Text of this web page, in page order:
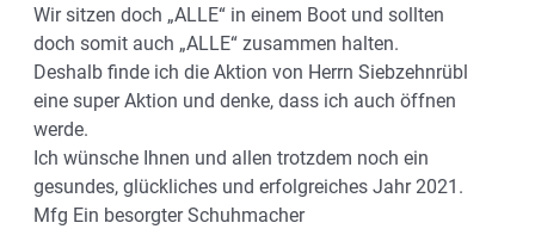
Wir sitzen doch „ALLE“ in einem Boot und sollten
doch somit auch „ALLE“ zusammen halten.
Deshalb finde ich die Aktion von Herrn Siebzehnrübl
eine super Aktion und denke, dass ich auch öffnen
werde.
Ich wünsche Ihnen und allen trotzdem noch ein
gesundes, glückliches und erfolgreiches Jahr 2021.
Mfg Ein besorgter Schuhmacher